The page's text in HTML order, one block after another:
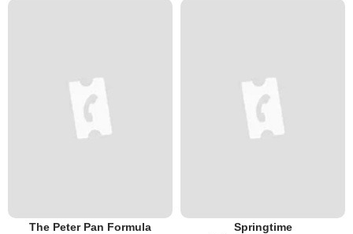
The Peter Pan Formula Springtime